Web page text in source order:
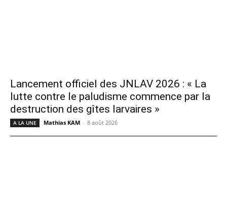
Lancement officiel des JNLAV 2026 : « La
lutte contre le paludisme commence par la
destruction des gîtes larvaires »
A LA UNE Mathias KAM - 8 août 2026